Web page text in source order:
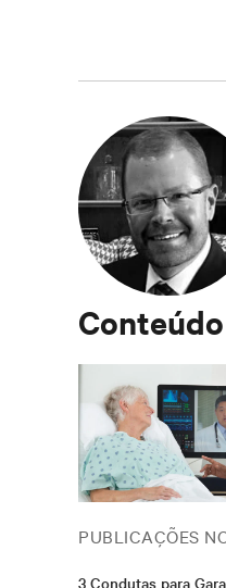
PUBLICAÇÕES
3 Condutas para